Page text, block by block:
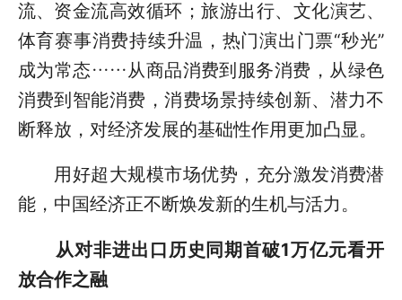
流、资金流高效循环；旅游出行、文化演艺、
体育赛事消费持续升温，热门演出门票“秒光”
成为常态……从商品消费到服务消费，从绿色
消费到智能消费，消费场景持续创新、潜力不
断释放，对经济发展的基础性作用更加凸显。
用好超大规模市场优势，充分激发消费潜
能，中国经济正不断焕发新的生机与活力。
从对非进出口历史同期首破1万亿元看开
放合作之融